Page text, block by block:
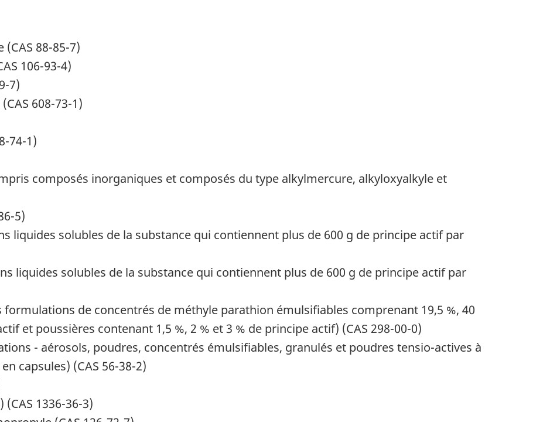
88-85-7)
106-93-4)
7)
608-73-1)
74-1)
composés inorganiques et composés du type alkylmercure, alkyloxyalkyle et
5)
liquides solubles de la substance qui contiennent plus de 600 g de principe actif par
liquides solubles de la substance qui contiennent plus de 600 g de principe actif par
de concentrés de méthyle parathion émulsifiables comprenant 19,5 %, 40
et poussières contenant 1,5 %, 2 % et 3 % de principe actif) (CAS 298-00-0)
- aérosols, poudres, concentrés émulsifiables, granulés et poudres tensio-actives à
capsules) (CAS 56-38-2)
1336-36-3)